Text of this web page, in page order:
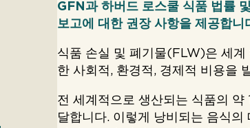
GFN과 하버드 로스쿨 식품 법률
보고에 대한 권장 사항을 제공합니
식품 손실 및 폐기물(FLW)은 세
한 사회적, 환경적, 경제적 비용을
전 세계적으로 생산되는 식품의
달합니다. 이렇게 낭비되는 음식